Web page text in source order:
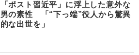
「ポスト習近平」に浮上した意外な
男の素性 「“下っ端”役人から驚異
的な出世を」